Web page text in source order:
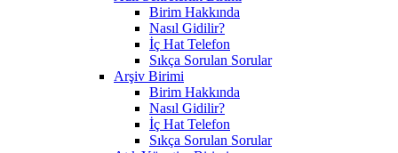
Birim Hakkında
Nasıl Gidilir?
İç Hat Telefon
Sıkça Sorulan Sorular
Arşiv Birimi
Birim Hakkında
Nasıl Gidilir?
İç Hat Telefon
Sıkça Sorulan Sorular